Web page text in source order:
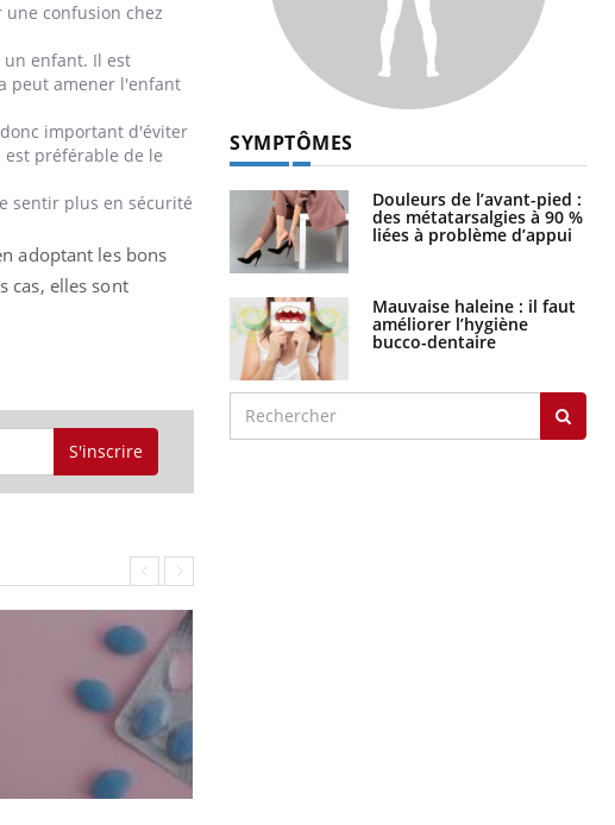
confusion chez
enfant. Il est
peut amener l'enfant
important d'éviter
préférable de le
sentir plus en sécurité
adoptant les bons
cas, elles sont
S'inscrire
SYMPTÔMES
Douleurs de l’avant-pied :
des métatarsalgies à 90 %
liées à problème d’appui
Mauvaise haleine : il faut
améliorer l’hygiène
bucco-dentaire